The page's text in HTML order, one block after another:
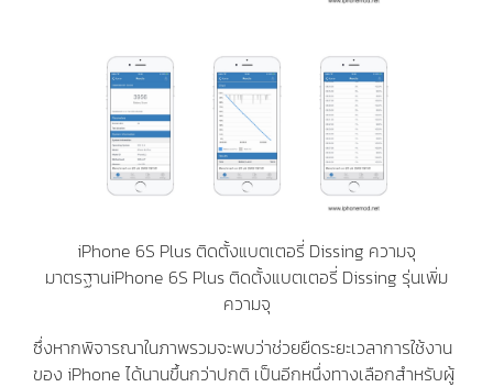
iPhone 6S Plus ติดตั้งแบตเตอรี่ Dissing ความจุ
มาตรฐานiPhone 6S Plus ติดตั้งแบตเตอรี่ Dissing รุ่นเพิ่ม
ความจุ
ซึ่งหากพิจารณาในภาพรวมจะพบว่าช่วยยืดระยะเวลาการใช้งาน
ของ iPhone ได้นานขึ้นกว่าปกติ เป็นอีกหนึ่งทางเลือกสำหรับผู้